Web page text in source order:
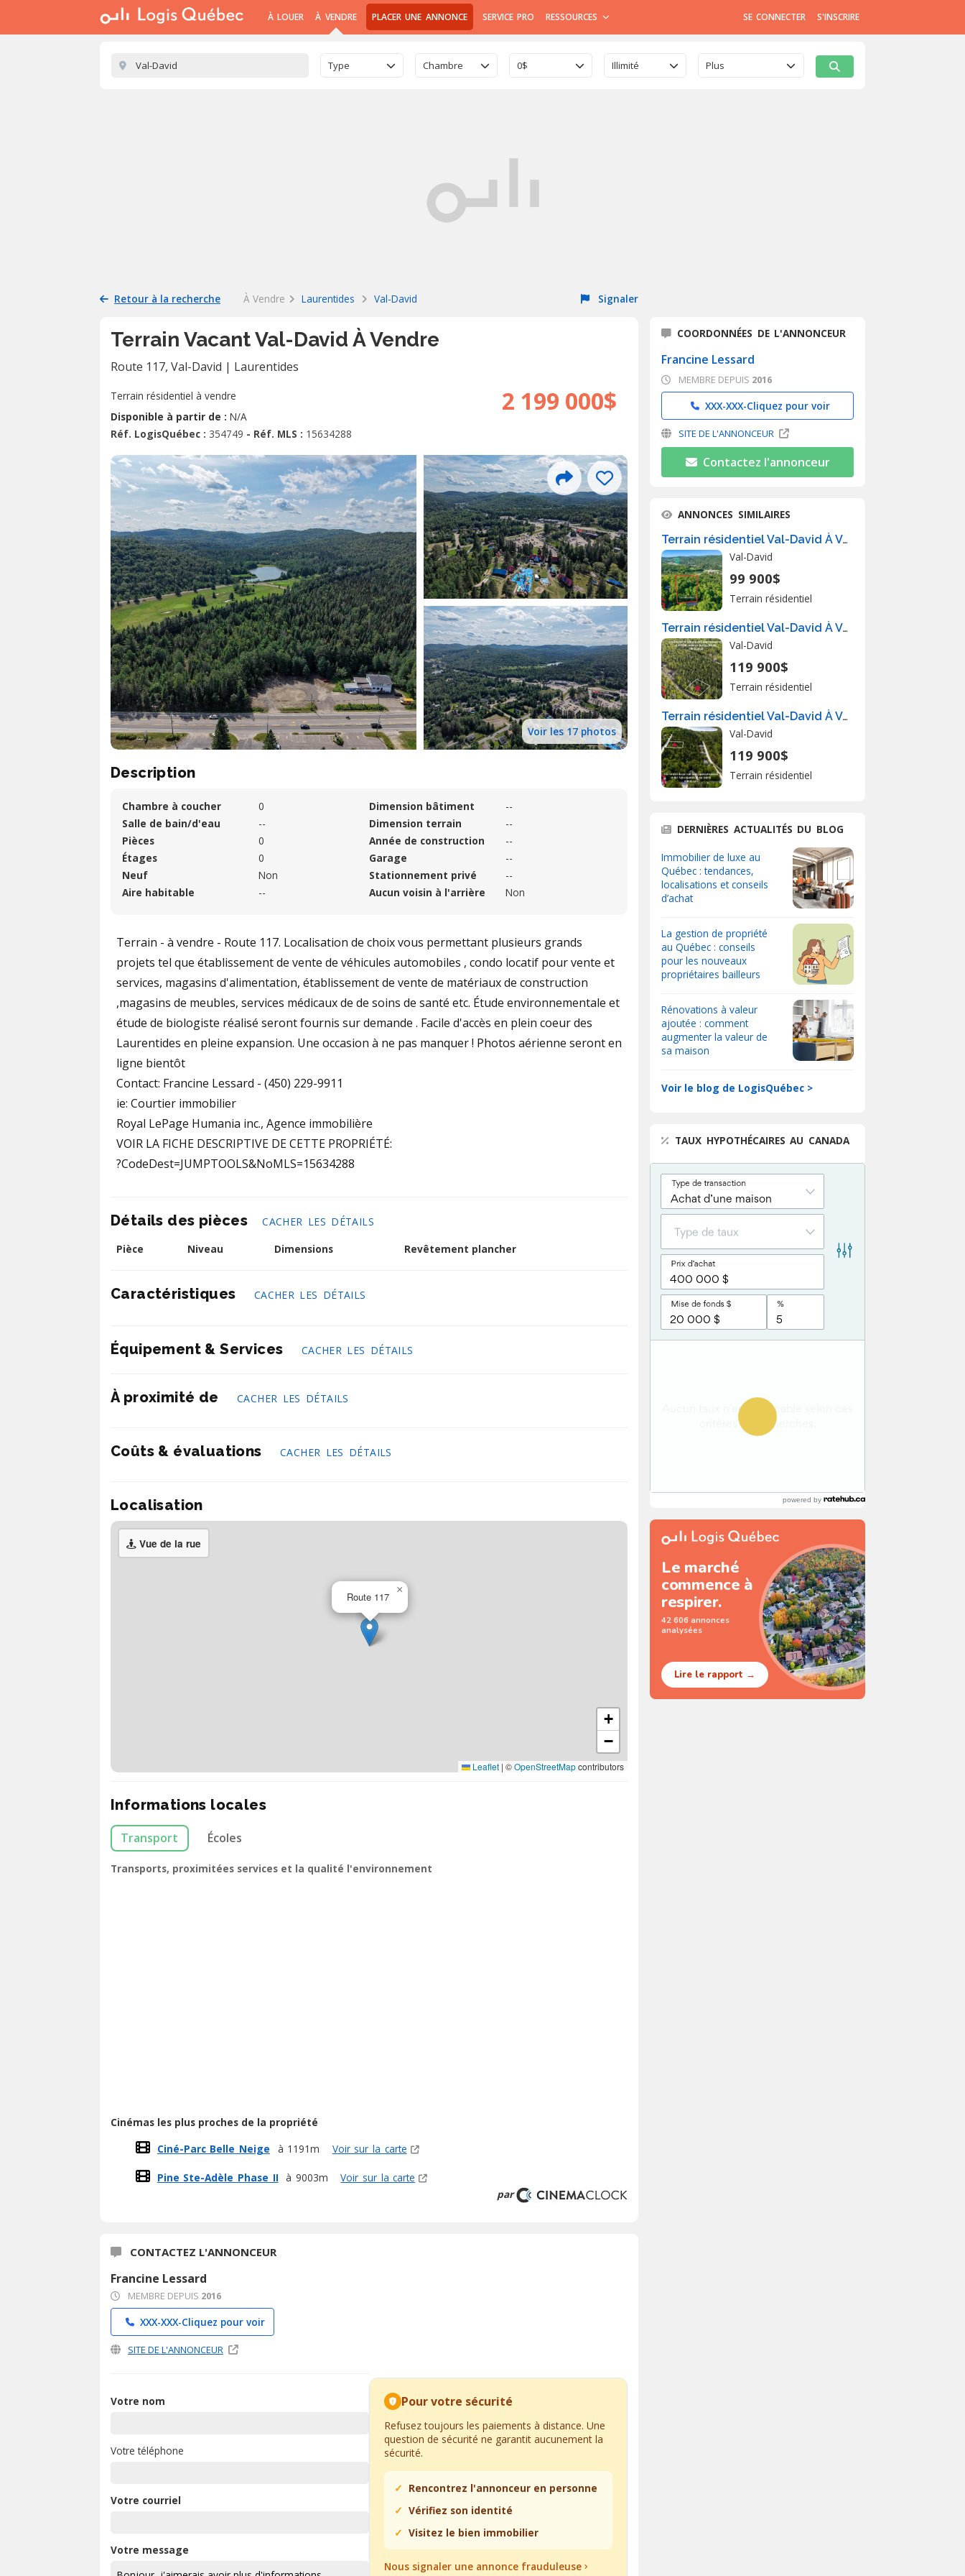
À LOUER À VENDRE PLACER UNE ANNONCE SERVICE PRO RESSOURCES SE CONNECTER S'INSCRIRE
Type Chambre 0$ Illimité Plus
Retour à la recherche À Vendre Laurentides Val-David Signaler
Terrain Vacant Val-David À Vendre
Route 117, Val-David | Laurentides
2 199 000$
Terrain résidentiel à vendre
Disponible à partir de : N/A
Réf. LogisQuébec : 354749 - Réf. MLS : 15634288
Voir les 17 photos
Description
Chambre à coucher
0
Salle de bain/d'eau
--
Pièces
0
Étages
0
Neuf
Non
Aire habitable
--
Dimension bâtiment
--
Dimension terrain
--
Année de construction
--
Garage
--
Stationnement privé
--
Aucun voisin à l'arrière
Non
Terrain - à vendre - Route 117. Localisation de choix vous permettant plusieurs grands
projets tel que établissement de vente de véhicules automobiles , condo locatif pour vente et
services, magasins d'alimentation, établissement de vente de matériaux de construction
,magasins de meubles, services médicaux de de soins de santé etc. Étude environnementale et
étude de biologiste réalisé seront fournis sur demande . Facile d'accès en plein coeur des
Laurentides en pleine expansion. Une occasion à ne pas manquer ! Photos aérienne seront en
ligne bientôt
Contact: Francine Lessard - (450) 229-9911
ie: Courtier immobilier
Royal LePage Humania inc., Agence immobilière
VOIR LA FICHE DESCRIPTIVE DE CETTE PROPRIÉTÉ:
?CodeDest=JUMPTOOLS&NoMLS=15634288
Détails des pièces
CACHER LES DÉTAILS
Pièce
Niveau Dimensions Revêtement plancher
Caractéristiques CACHER LES DÉTAILS
Équipement & Services CACHER LES DÉTAILS
À proximité de CACHER LES DÉTAILS
Coûts & évaluations CACHER LES DÉTAILS
Localisation
Vue de la rue
Route 117
×
+
−
Leaflet | ©OpenStreetMapcontributors
Informations locales
Transport Écoles
Transports, proximitées services et la qualité l'environnement
Cinémas les plus proches de la propriété
Ciné-Parc Belle Neige
à 1191m Voir sur la carte
Pine Ste-Adèle Phase II à 9003m
Voir sur la carte
par
CONTACTEZ L'ANNONCEUR
Francine Lessard
MEMBRE DEPUIS 2016
XXX-XXX-Cliquez pour voir
SITE DE L'ANNONCEUR
Votre nom
Votre téléphone
Votre courriel
Votre message
Pour votre sécurité
Refusez toujours les paiements à distance. Une
question de sécurité ne garantit aucunement la
sécurité.
Rencontrez l'annonceur en personne
Vérifiez son identité
Visitez le bien immobilier
Nous signaler une annonce frauduleuse
COORDONNÉES DE L'ANNONCEUR
Francine Lessard
MEMBRE DEPUIS 2016
XXX-XXX-Cliquez pour voir
SITE DE L'ANNONCEUR
Contactez l'annonceur
ANNONCES SIMILAIRES
Terrain résidentiel Val-David À Vendre
Val-David
99 900$
Terrain résidentiel
Terrain résidentiel Val-David À Vendre
Val-David
119 900$
Terrain résidentiel
Terrain résidentiel Val-David À Vendre
Val-David
119 900$
Terrain résidentiel
DERNIÈRES ACTUALITÉS DU BLOG
Immobilier de luxe au
Québec : tendances,
localisations et conseils
d’achat
La gestion de propriété
au Québec : conseils
pour les nouveaux
propriétaires bailleurs
Rénovations à valeur
ajoutée : comment
augmenter la valeur de
sa maison
Voir le blog de LogisQuébec >
TAUX HYPOTHÉCAIRES AU CANADA
powered by
Le marché
commence à
respirer.
42 606 annonces
analysées
Lire le rapport →